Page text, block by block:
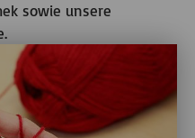
sowie unsere